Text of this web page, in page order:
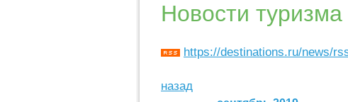
Новости
https://destinations.ru/news/
назад